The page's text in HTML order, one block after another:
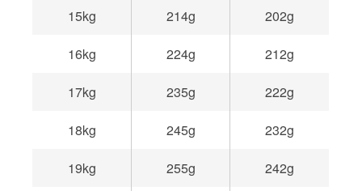
15kg 214g 202g
16kg 224g 212g
17kg 235g 222g
18kg 245g 232g
19kg 255g 242g